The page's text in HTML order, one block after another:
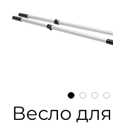
Весло для